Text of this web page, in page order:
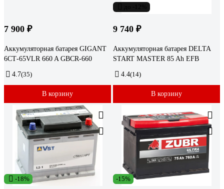
7 900 ₽
Аккумуляторная батарея GIGANT
6СТ-65VLR 660 A GBCR-660
4.7(35)
В корзину
9 740 ₽
Аккумуляторная батарея DELTA
START MASTER 85 Ah EFB
4.4(14)
В корзину
-18% -15%